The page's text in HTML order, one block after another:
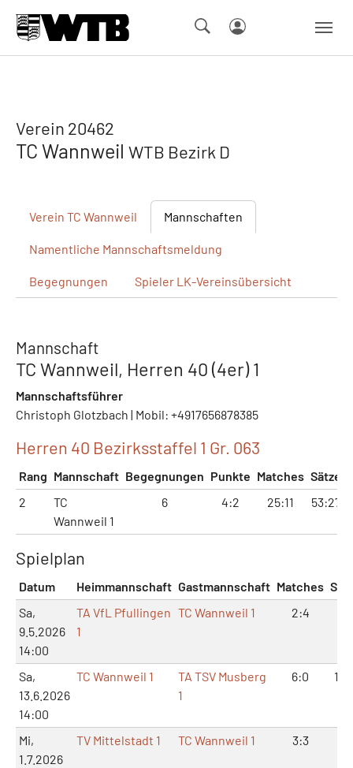
Verein 20462
TC Wannweil WTB Bezirk D
Verein TC Wannweil Mannschaften
Namentliche Mannschaftsmeldung
Begegnungen Spieler LK-Vereinsübersicht
Mannschaft
TC Wannweil, Herren 40 (4er) 1
Mannschaftsführer
Christoph Glotzbach | Mobil: +4917656878385
Herren 40 Bezirksstaffel 1 Gr. 063
Rang Mannschaft Begegnungen Punkte Matches Sätze
2
TC
Wannweil 1
6 4:2 25:11 53:27
Spielplan
Datum Heimmannschaft Gastmannschaft Matches
Sa,
9.5.2026
14:00
TA VfL Pfullingen
1
TC Wannweil 1 2:4
Sa,
13.6.2026
14:00
TC Wannweil 1
TA TSV Musberg
1
6:0
Mi,
1.7.2026
TV Mittelstadt 1 TC Wannweil 1 3:3